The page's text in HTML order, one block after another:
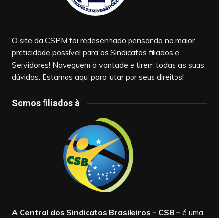
O site da CSPM foi redesenhado pensando na maior
praticidade possível para os Sindicatos filiados e
Servidores! Naveguem à vontade e tirem todas as suas
dúvidas. Estamos aqui para lutar por seus direitos!
Somos filiados à
A Central dos Sindicatos Brasileiros – CSB –é uma